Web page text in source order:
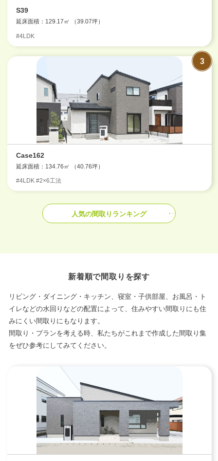
S39
延床面積：129.17㎡ （39.07坪）
#4LDK
Case162
延床面積：134.76㎡ （40.76坪）
#4LDK #2×6工法
人気の間取りランキング
新着順で間取りを探す
リビング・ダイニング・キッチン、寝室・子供部屋、お風呂・ト
イレなどの水回りなどの配置によって、住みやすい間取りにも住
みにくい間取りにもなります。
間取り・プランを考える時、私たちがこれまで作成した間取り集
をぜひ参考にしてみてください。